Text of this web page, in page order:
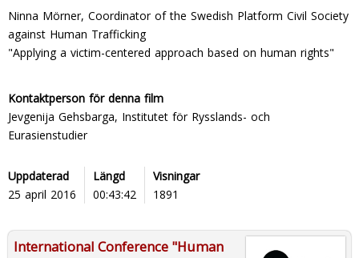
Ninna Mörner, Coordinator of the Swedish Platform Civil Society
against Human Trafficking
"Applying a victim-centered approach based on human rights"
Kontaktperson för denna film
Jevgenija Gehsbarga, Institutet för Rysslands- och
Eurasienstudier
Uppdaterad
25 april 2016
Längd
00:43:42
Visningar
1891
International Conference "Human